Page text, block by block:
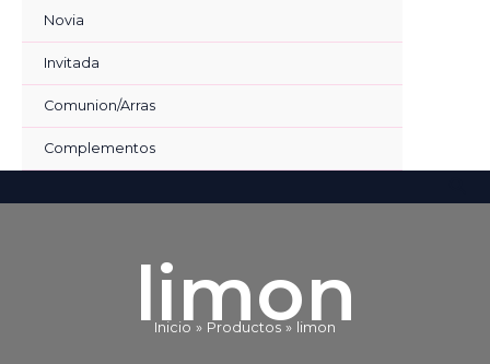
contenido
Novia
Invitada
Comunion/Arras
Complementos
limon
Inicio Productos limon